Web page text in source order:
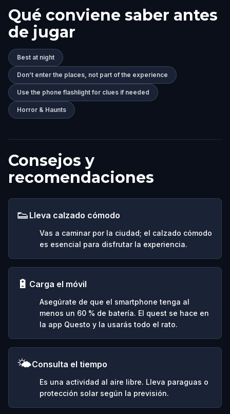
Qué conviene saber antes
de jugar
Best at night
Don’t enter the places, not part of the experience
Use the phone flashlight for clues if needed
Horror & Haunts
Consejos y
recomendaciones
👟 Lleva calzado cómodo
Vas a caminar por la ciudad; el calzado cómodo
es esencial para disfrutar la experiencia.
🔋 Carga el móvil
Asegúrate de que el smartphone tenga al
menos un 60 % de batería. El quest se hace en
la app Questo y la usarás todo el rato.
🌤️Consulta el tiempo
Es una actividad al aire libre. Lleva paraguas o
protección solar según la previsión.